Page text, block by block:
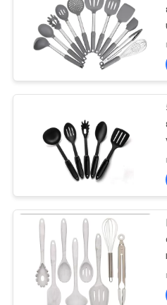
ΖΗΤΉΣΤΕ
ΈΝΑ
ΑΠΌΣΠΑΣΜΑ
SITEMAP
PRIVACY